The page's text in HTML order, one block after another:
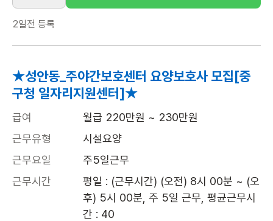
2일전 등록
★성안동_주야간보호센터 요양보호사 모집[중
구청 일자리지원센터]★
급여
월급 220만원 ~ 230만원
근무유형
시설요양
근무요일
주5일근무
근무시간
평일 : (근무시간) (오전) 8시 00분 ~ (오
후) 5시 00분, 주 5일 근무, 평균근무시
간 : 40